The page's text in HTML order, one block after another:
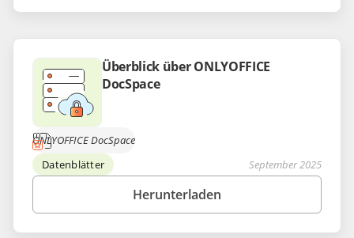
Überblick über ONLYOFFICE
DocSpace
ONLYOFFICE DocSpace
Datenblätter
September 2025
Herunterladen